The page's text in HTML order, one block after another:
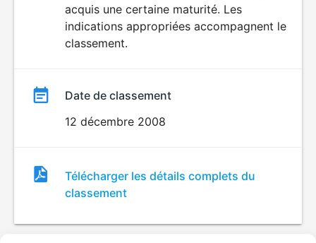
acquis une certaine maturité. Les
indications appropriées accompagnent le
classement.
Date de classement
12 décembre 2008
Fichier
de
classement
Télécharger les détails complets du
classement